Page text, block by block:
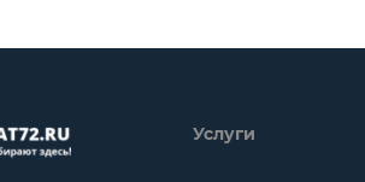
Услуги